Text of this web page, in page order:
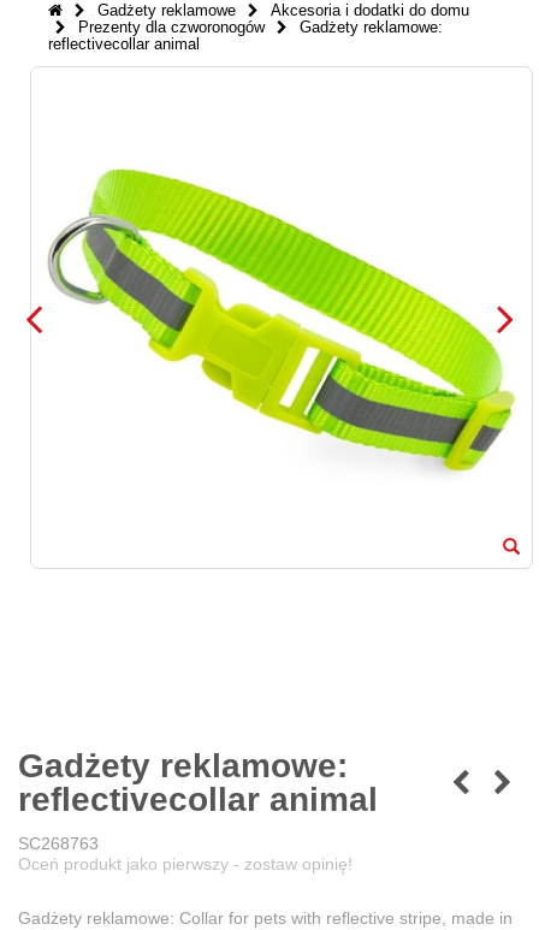
Gadżety reklamowe
Akcesoria i dodatki do domu
Prezenty dla czworonogów
Gadżety reklamowe:
reflectivecollar animal
Gadżety reklamowe:
reflectivecollar animal
SC268763
Oceń produkt jako pierwszy - zostaw opinię!
Gadżety reklamowe: Collar for pets with reflective stripe, made in